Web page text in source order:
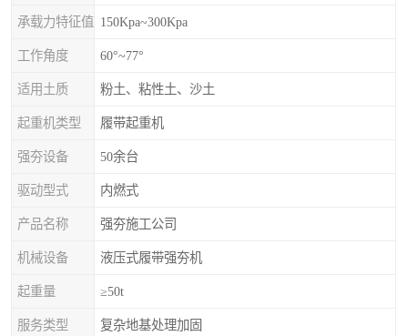
承载力特征值 150Kpa~300Kpa
工作角度 60°~77°
适用土质 粉土、粘性土、沙土
起重机类型 履带起重机
强夯设备 50余台
驱动型式 内燃式
产品名称 强夯施工公司
机械设备 液压式履带强夯机
起重量 ≥50t
服务类型 复杂地基处理加固